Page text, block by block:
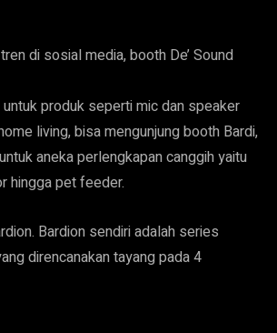
di sosial media, booth De’ Sound
produk seperti mic dan speaker
living, bisa mengunjung booth Bardi,
aneka perlengkapan canggih yaitu
hingga pet feeder.
Bardion sendiri adalah series
direncanakan tayang pada 4